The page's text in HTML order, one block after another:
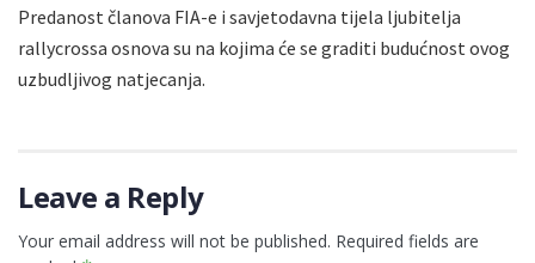
Predanost članova FIA-e i savjetodavna tijela ljubitelja
rallycrossa osnova su na kojima će se graditi budućnost ovog
uzbudljivog natjecanja.
Leave a Reply
Your email address will not be published. Required fields are